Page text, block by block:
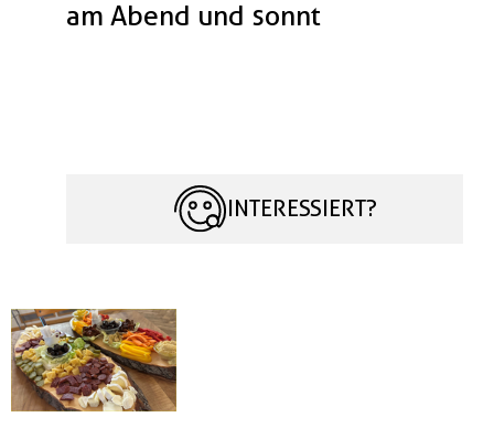
am Abend und sonnt
INTERESSIERT?